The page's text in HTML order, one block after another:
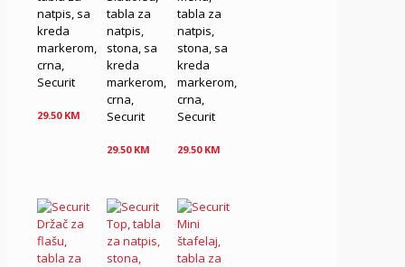
natpis, sa
kreda
markerom,
crna,
Securit
29.50 KM
tabla za
natpis,
stona, sa
kreda
markerom,
crna,
Securit
29.50 KM
tabla za
natpis,
stona, sa
kreda
markerom,
crna,
Securit
29.50 KM